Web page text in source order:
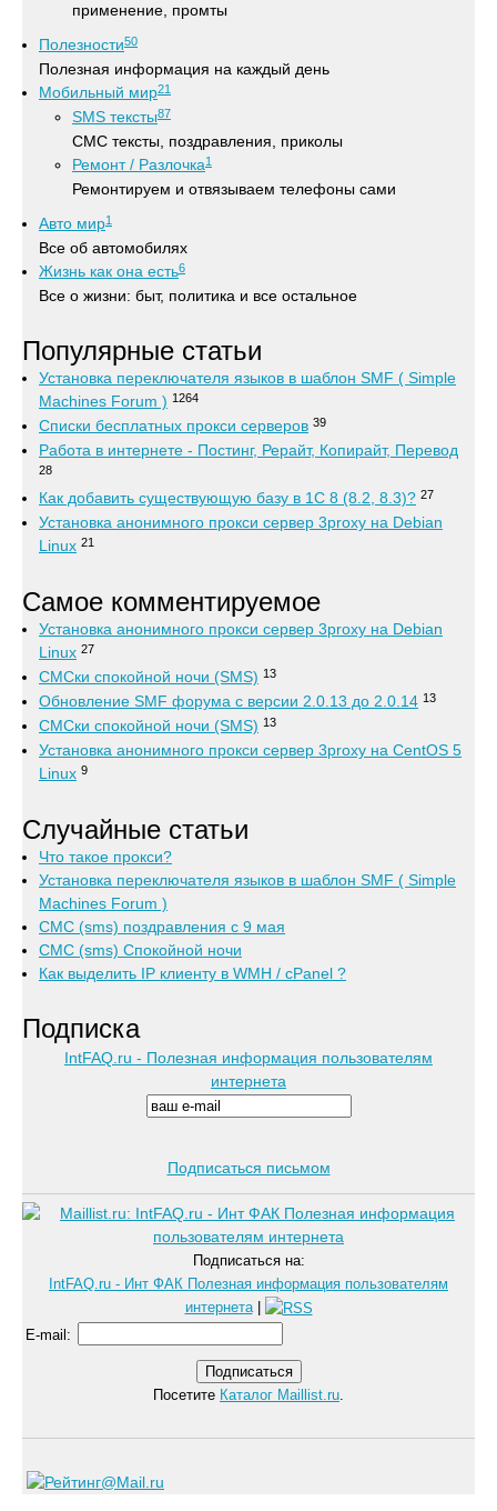
применение, промты
Полезности50
Полезная информация на каждый день
Мобильный мир21
SMS тексты87
СМС тексты, поздравления, приколы
Ремонт / Разлочка1
Ремонтируем и отвязываем телефоны сами
Авто мир1
Все об автомобилях
Жизнь как она есть6
Все о жизни: быт, политика и все остальное
Популярные статьи
Установка переключателя языков в шаблон SMF ( Simple
Machines Forum ) 1264
Списки бесплатных прокси серверов 39
Работа в интернете - Постинг, Рерайт, Копирайт, Перевод
28
Как добавить существующую базу в 1С 8 (8.2, 8.3)? 27
Установка анонимного прокси сервер 3proxy на Debian
Linux 21
Самое комментируемое
Установка анонимного прокси сервер 3proxy на Debian
Linux 27
СМСки спокойной ночи (SMS) 13
Обновление SMF форума с версии 2.0.13 до 2.0.14 13
СМСки спокойной ночи (SMS) 13
Установка анонимного прокси сервер 3proxy на CentOS 5
Linux 9
Случайные статьи
Что такое прокси?
Установка переключателя языков в шаблон SMF ( Simple
Machines Forum )
СМС (sms) поздравления с 9 мая
СМС (sms) Спокойной ночи
Как выделить IP клиенту в WMH / cPanel ?
Подписка
IntFAQ.ru - Полезная информация пользователям
интернета
Подписаться письмом
Подписаться на:
IntFAQ.ru - Инт ФАК Полезная информация пользователям
интернета|
E-mail :
Посетите Каталог Maillist.ru.